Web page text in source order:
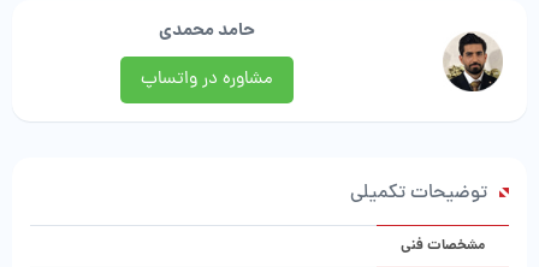
حامد محمدی
مشاوره در واتساپ
توضیحات تکمیلی
مشخصات فنی